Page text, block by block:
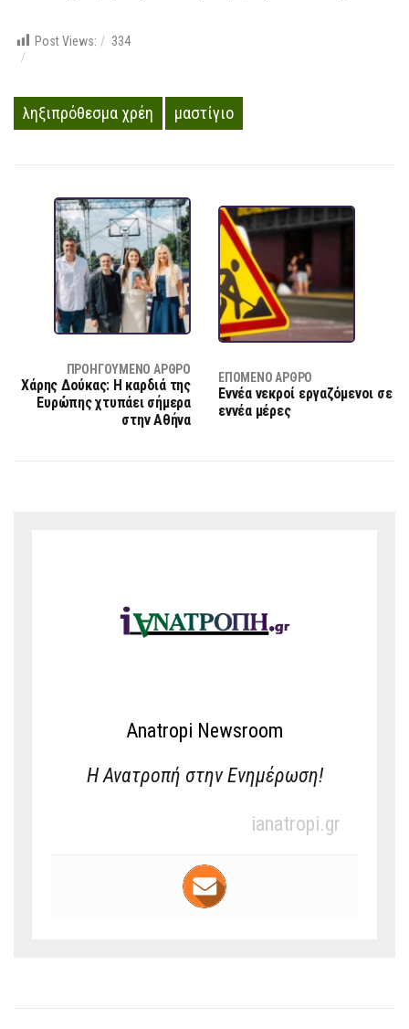
Post Views: 334
ληξιπρόθεσμα χρέη μαστίγιο
ΠΡΟΗΓΟΎΜΕΝΟ ΆΡΘΡΟ
Xάρης Δούκας: Η καρδιά της
Ευρώπης χτυπάει σήμερα
στην Αθήνα
ΕΠΌΜΕΝΟ ΆΡΘΡΟ
Εννέα νεκροί εργαζόμενοι σε
εννέα μέρες
Anatropi Newsroom
Η Ανατροπή στην Ενημέρωση!
ianatropi.gr